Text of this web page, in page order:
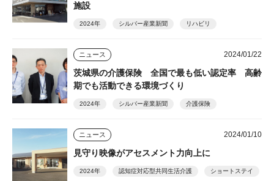
施設
2024年 シルバー産業新聞 リハビリ
ニュース 2024/01/22
茨城県の介護保険 全国で最も低い認定率 高齢
期でも活動できる環境づくり
2024年 シルバー産業新聞 介護保険
ニュース 2024/01/10
見守り映像がアセスメント力向上に
2024年 認知症対応型共同生活介護 ショートステイ